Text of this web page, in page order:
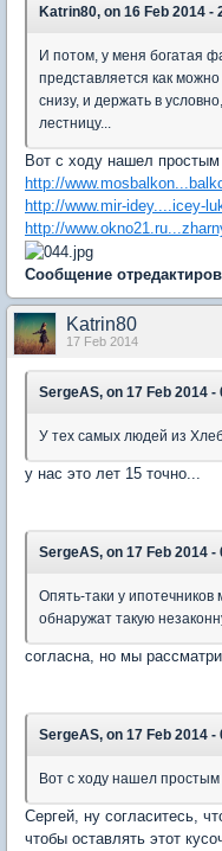
Katrin80, on 16 Feb 2014 -
И потом, у меня богатая
представляется как
снизу, и держать в
лестницу...
Вот с ходу нашел простым
http://
http://www.mir-idey....icey-
http://
Сообщение
Katrin80
17 Feb 2014
SergeAS, on 17 Feb 2014 -
У тех самых людей из
у нас это лет 15 точно...
SergeAS, on 17 Feb 2014 -
Опять-таки у
обнаружат такую
согласна, но мы
SergeAS, on 17 Feb 2014 -
Вот с ходу нашел простым
Сергей, ну согласитесь,
чтобы оставлять этот